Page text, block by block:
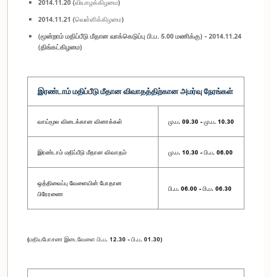
2014.11.20 (வியாழக்கிழமை)
2014.11.21 (வெள்ளிக்கிழமை)
(மூன்றாம் மதிப்பீடு மீதான வாக்கெடுப்பு பி.ப. 5.00 மணிக்கு) - 2014.11.24
(திங்கட்கிழமை)
இரண்டாம் மதிப்பீடு மீதான விவாதத்திற்கான அமர்வு நேரங்கள்
வாய்மூல விடைக்கான வினாக்கள் மு.ப. 09.30 - மு.ப. 10.30
இரண்டாம் மதிப்பீடு மீதான விவாதம் மு.ப. 10.30 - பி.ப. 06.00
ஒத்திவைப்பு வேளையின் போதான
பிரேரணை
பி.ப. 06.00 - பி.ப. 06.30
(மதியபோசண இடைவேளை பி.ப. 12.30 - பி.ப. 01.30)